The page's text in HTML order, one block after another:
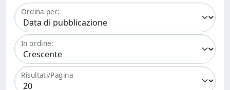
Ordina per:
In ordine:
Risultati/Pagina